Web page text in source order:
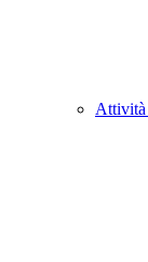
Attività